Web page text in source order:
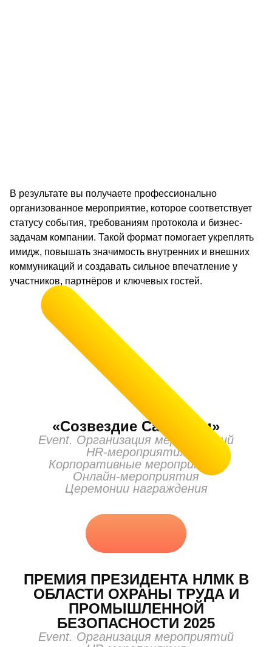
В результате вы получаете профессионально
организованное мероприятие, которое соответствует
статусу события, требованиям протокола и бизнес-
задачам компании. Такой формат помогает укреплять
имидж, повышать значимость внутренних и внешних
коммуникаций и создавать сильное впечатление у
участников, партнёров и ключевых гостей.
«Созвездие Савенсии»
Event. Организация мероприятий
HR-мероприятия
Корпоративные мероприятия
Онлайн-мероприятия
Церемонии награждения
ПРЕМИЯ ПРЕЗИДЕНТА НЛМК В
ОБЛАСТИ ОХРАНЫ ТРУДА И
ПРОМЫШЛЕННОЙ
БЕЗОПАСНОСТИ 2025
Event. Организация мероприятий